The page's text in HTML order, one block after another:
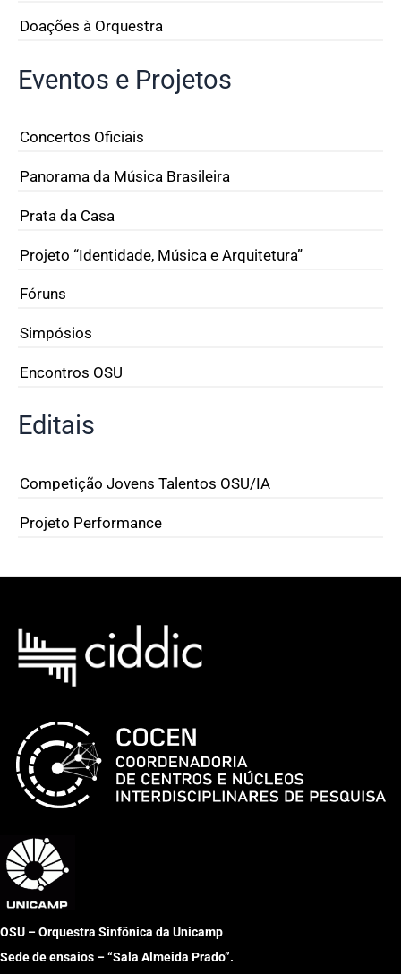
Doações à Orquestra
Eventos e Projetos
Concertos Oficiais
Panorama da Música Brasileira
Prata da Casa
Projeto “Identidade, Música e Arquitetura”
Fóruns
Simpósios
Encontros OSU
Editais
Competição Jovens Talentos OSU/IA
Projeto Performance
OSU – Orquestra Sinfônica da Unicamp
Sede de ensaios – “Sala Almeida Prado”.